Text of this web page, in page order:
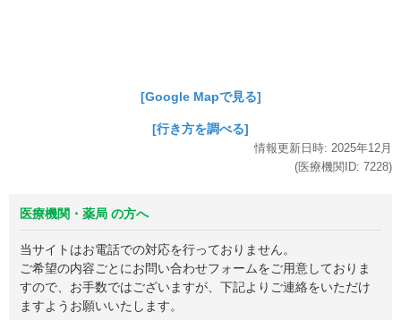
[Google Mapで見る]
[行き方を調べる]
情報更新日時: 2025年12月
(医療機関ID: 7228)
医療機関・薬局 の方へ
当サイトはお電話での対応を行っておりません。
ご希望の内容ごとにお問い合わせフォームをご用意しておりま
すので、お手数ではございますが、下記よりご連絡をいただけ
ますようお願いいたします。